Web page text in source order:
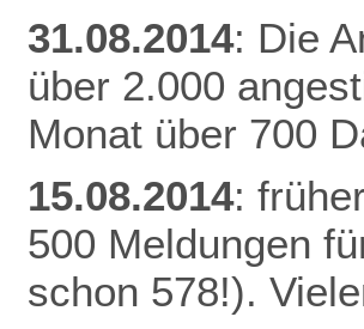
31.08.2014: Die
über 2.000
Monat über 700
15.08.2014:
500 Meldungen
schon 578!).